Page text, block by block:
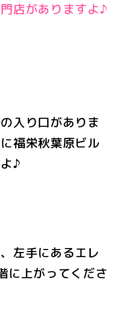
店がありますよ♪
入り口がありま
福栄秋葉原ビル
♪
左手にあるエレ
に上がってくださ